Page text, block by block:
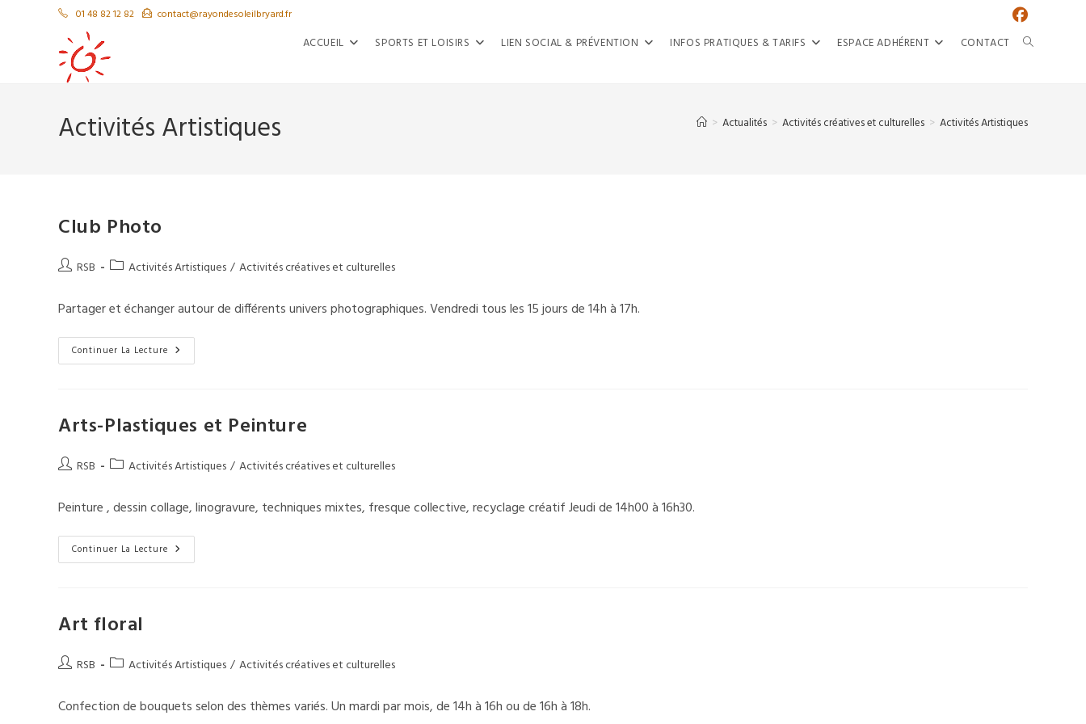
01 48 82 12 82 contact@rayondesoleilbryard.fr
ACCUEIL SPORTS ET LOISIRS LIEN SOCIAL & PRÉVENTION INFOS PRATIQUES & TARIFS ESPACE ADHÉRENT CONTACT
TOGGLE
Activités Artistiques > Actualités > Activités créatives et culturelles > Activités Artistiques
Club Photo
Auteur/autrice
la
publication :
RSB
PostActivités Artistiques / Activités créatives et culturelles
Partager et échanger autour de différents univers photographiques. Vendredi tous les 15 jours de 14h à 17h.
Continuer La Lecture Club
Photo
Arts-Plastiques et Peinture
Auteur/autrice
la
publication :
RSB
PostActivités Artistiques / Activités créatives et culturelles
Peinture , dessin collage, linogravure, techniques mixtes, fresque collective, recyclage créatif Jeudi de 14h00 à 16h30.
Continuer La Lecture Arts-
Plastiques
Art floral
Auteur/autrice
la
publication :
RSB
PostActivités Artistiques / Activités créatives et culturelles
Confection de bouquets selon des thèmes variés. Un mardi par mois, de 14h à 16h ou de 16h à 18h.